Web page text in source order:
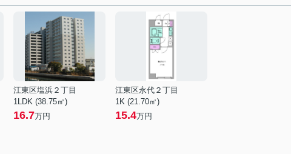
江東区塩浜２丁目
1LDK (38.75㎡)
16.7万円
江東区永代２丁目
1K (21.70㎡)
15.4万円